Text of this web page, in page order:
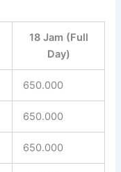
18 Jam (Full
Day)
650.000
650.000
650.000